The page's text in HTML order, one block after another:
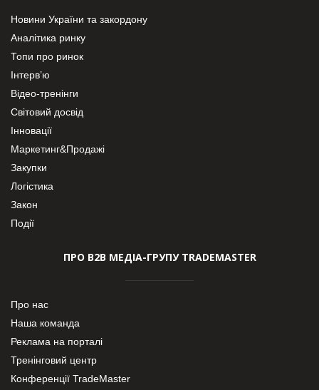
Новини України та закордону
Аналітика ринку
Топи про ринок
Інтерв’ю
Відео-тренінги
Світовий досвід
Інновації
Маркетинг&Продажі
Закупки
Логістика
Закон
Події
ПРО В2В МЕДІА-ГРУПУ TRADEMASTER
Про нас
Наша команда
Реклама на порталі
Тренінговий центр
Конференції TradeMaster